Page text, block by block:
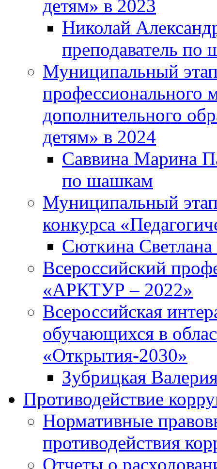
детям» в 2023
Николай
преподаватель по
Муниципальный
профессионального
дополнительного
детям» в 2024
Саввина Марина
по шашкам
Муниципальный
конкурса
Сюткина Светлана
Всероссийский
«АРКТУР – 2022»
Всероссийская
обучающихся в
«Открытия-2030»
Зубрицкая
Противодействие
Нормативные
противодействия
Отчеты о